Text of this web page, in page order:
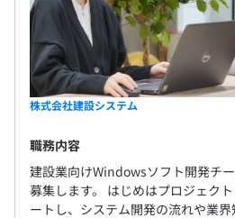
株式会社建設システム
職務内容
建設業向けWindowsソフト開発チ
募集します。 はじめはプロジェク
ートし、システム開発の流れや業